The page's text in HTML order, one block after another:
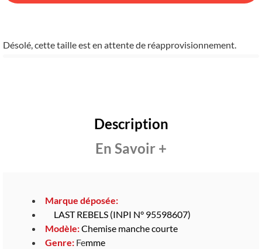
Désolé, cette taille est en attente de réapprovisionnement.
Description
En Savoir +
Marque déposée:
LAST REBELS (INPI N° 95598607)
Modèle:Chemise manche courte
Genre: Femme